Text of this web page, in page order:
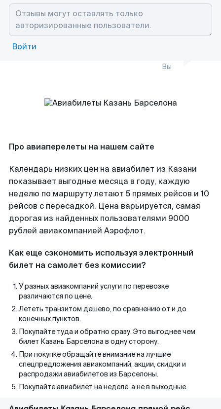
Войти
Вы
Про авиаперелеты на нашем сайте
Календарь низких цен на авиабилет из Казани
показывает выгодные месяца в году, каждую
неделю по маршруту летают 5 прямых рейсов и 10
рейсов с пересадкой. Цена варьируется, самая
дорогая из найденных пользователями 9000
рублей авиакомпанией Аэрофлот.
Как еще сэкономить используя электронный
билет на самолет без комиссии?
У разных авиакомпаний услуги по перевозке
различаются по цене.
Лететь транзитом дешево, по сравнению от и до
конечных пунктов.
Покупайте туда и обратно сразу. Это выгоднее чем
билет Казань Барселона в одну сторону.
При покупке обращайте внимание на лучшие
спецпредложения авиакомпаний, акции, скидки и
распродажи авиабилетов из Барселоны.
Покупайте авиабилет на неделе, а не в выходные.